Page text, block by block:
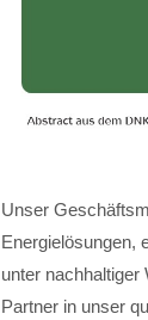
Unser
Energielösungen,
unter
Partner in unser